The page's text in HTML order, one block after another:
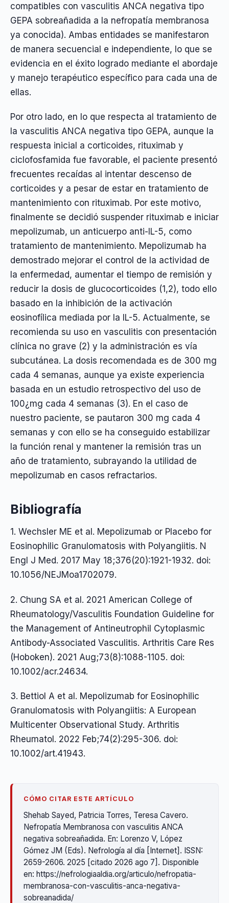
compatibles con vasculitis ANCA negativa tipo
GEPA sobreañadida a la nefropatía membranosa
ya conocida). Ambas entidades se manifestaron
de manera secuencial e independiente, lo que se
evidencia en el éxito logrado mediante el abordaje
y manejo terapéutico específico para cada una de
ellas.
Por otro lado, en lo que respecta al tratamiento de
la vasculitis ANCA negativa tipo GEPA, aunque la
respuesta inicial a corticoides, rituximab y
ciclofosfamida fue favorable, el paciente presentó
frecuentes recaídas al intentar descenso de
corticoides y a pesar de estar en tratamiento de
mantenimiento con rituximab. Por este motivo,
finalmente se decidió suspender rituximab e iniciar
mepolizumab, un anticuerpo anti-IL-5, como
tratamiento de mantenimiento. Mepolizumab ha
demostrado mejorar el control de la actividad de
la enfermedad, aumentar el tiempo de remisión y
reducir la dosis de glucocorticoides (1,2), todo ello
basado en la inhibición de la activación
eosinofílica mediada por la IL-5. Actualmente, se
recomienda su uso en vasculitis con presentación
clínica no grave (2) y la administración es vía
subcutánea. La dosis recomendada es de 300 mg
cada 4 semanas, aunque ya existe experiencia
basada en un estudio retrospectivo del uso de
100¿mg cada 4 semanas (3). En el caso de
nuestro paciente, se pautaron 300 mg cada 4
semanas y con ello se ha conseguido estabilizar
la función renal y mantener la remisión tras un
año de tratamiento, subrayando la utilidad de
mepolizumab en casos refractarios.
Bibliografía
1. Wechsler ME et al. Mepolizumab or Placebo for
Eosinophilic Granulomatosis with Polyangiitis. N
Engl J Med. 2017 May 18;376(20):1921-1932. doi:
10.1056/NEJMoa1702079.
2. Chung SA et al. 2021 American College of
Rheumatology/Vasculitis Foundation Guideline for
the Management of Antineutrophil Cytoplasmic
Antibody-Associated Vasculitis. Arthritis Care Res
(Hoboken). 2021 Aug;73(8):1088-1105. doi:
10.1002/acr.24634.
3. Bettiol A et al. Mepolizumab for Eosinophilic
Granulomatosis with Polyangiitis: A European
Multicenter Observational Study. Arthritis
Rheumatol. 2022 Feb;74(2):295-306. doi:
10.1002/art.41943.
CÓMO CITAR ESTE ARTÍCULO
Shehab Sayed, Patricia Torres, Teresa Cavero.
Nefropatía Membranosa con vasculitis ANCA
negativa sobreañadida. En: Lorenzo V, López
Gómez JM (Eds). Nefrología al día [Internet]. ISSN:
2659-2606. 2025 [citado 2026 ago 7]. Disponible
en: https://nefrologiaaldia.org/articulo/nefropatia-
membranosa-con-vasculitis-anca-negativa-
sobreanadida/